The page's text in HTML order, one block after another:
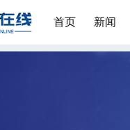
首页 新闻